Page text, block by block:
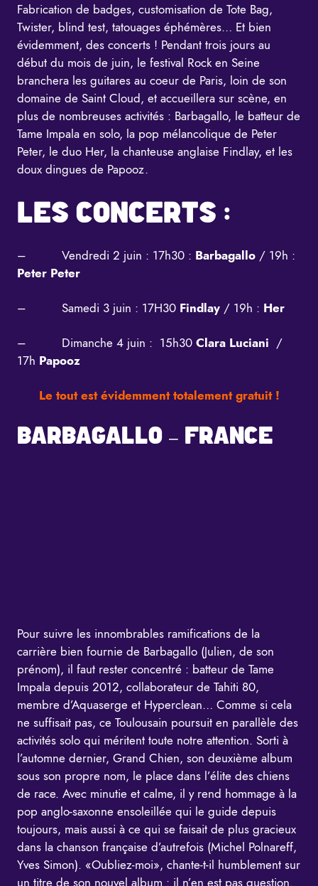
Fabrication de badges, customisation de Tote Bag,
Twister, blind test, tatouages éphémères… Et bien
évidemment, des concerts ! Pendant trois jours au
début du mois de juin, le festival Rock en Seine
branchera les guitares au coeur de Paris, loin de son
domaine de Saint Cloud, et accueillera sur scène, en
plus de nombreuses activités : Barbagallo, le batteur de
Tame Impala en solo, la pop mélancolique de Peter
Peter, le duo Her, la chanteuse anglaise Findlay, et les
doux dingues de Papooz.
LES CONCERTS :
– Vendredi 2 juin : 17h30 : Barbagallo / 19h :
Peter Peter
– Samedi 3 juin : 17H30 Findlay / 19h : Her
– Dimanche 4 juin : 15h30 Clara Luciani /
17h Papooz
Le tout est évidemment totalement gratuit !
BARBAGALLO – FRANCE
Pour suivre les innombrables ramifications de la
carrière bien fournie de Barbagallo (Julien, de son
prénom), il faut rester concentré : batteur de Tame
Impala depuis 2012, collaborateur de Tahiti 80,
membre d’Aquaserge et Hyperclean… Comme si cela
ne suffisait pas, ce Toulousain poursuit en parallèle des
activités solo qui méritent toute notre attention. Sorti à
l’automne dernier, Grand Chien, son deuxième album
sous son propre nom, le place dans l’élite des chiens
de race. Avec minutie et calme, il y rend hommage à la
pop anglo-saxonne ensoleillée qui le guide depuis
toujours, mais aussi à ce qui se faisait de plus gracieux
dans la chanson française d’autrefois (Michel Polnareff,
Yves Simon). «Oubliez-moi», chante-t-il humblement sur